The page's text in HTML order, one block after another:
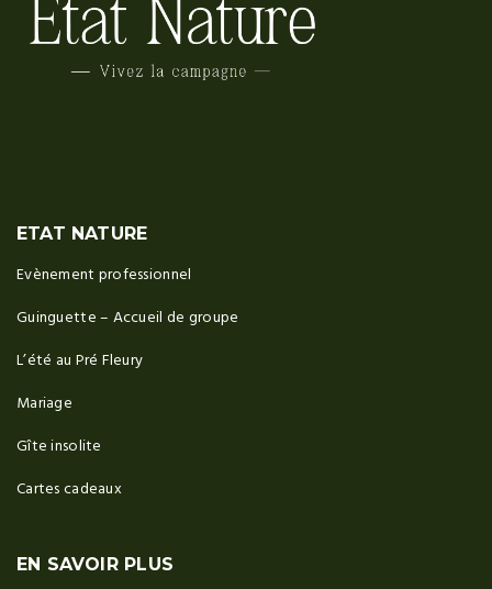
ETAT NATURE
Evènement professionnel
Guinguette – Accueil de groupe
L’été au Pré Fleury
Mariage
Gîte insolite
Cartes cadeaux
EN SAVOIR PLUS